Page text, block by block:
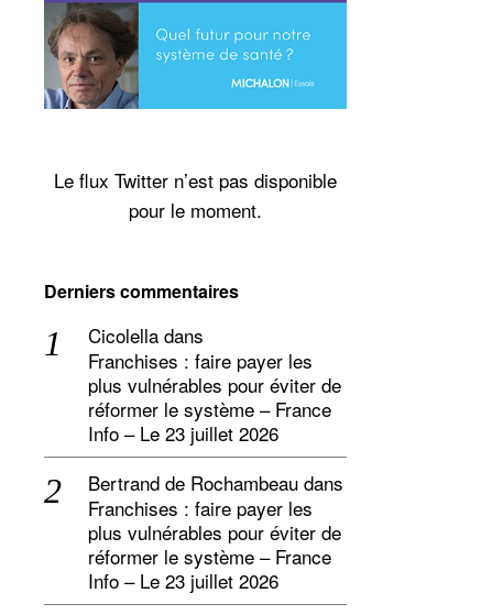
Le flux Twitter n’est pas disponible
pour le moment.
Derniers commentaires
Cicolella dans
Franchises : faire payer les
plus vulnérables pour éviter de
réformer le système – France
Info – Le 23 juillet 2026
Bertrand de Rochambeau dans
Franchises : faire payer les
plus vulnérables pour éviter de
réformer le système – France
Info – Le 23 juillet 2026